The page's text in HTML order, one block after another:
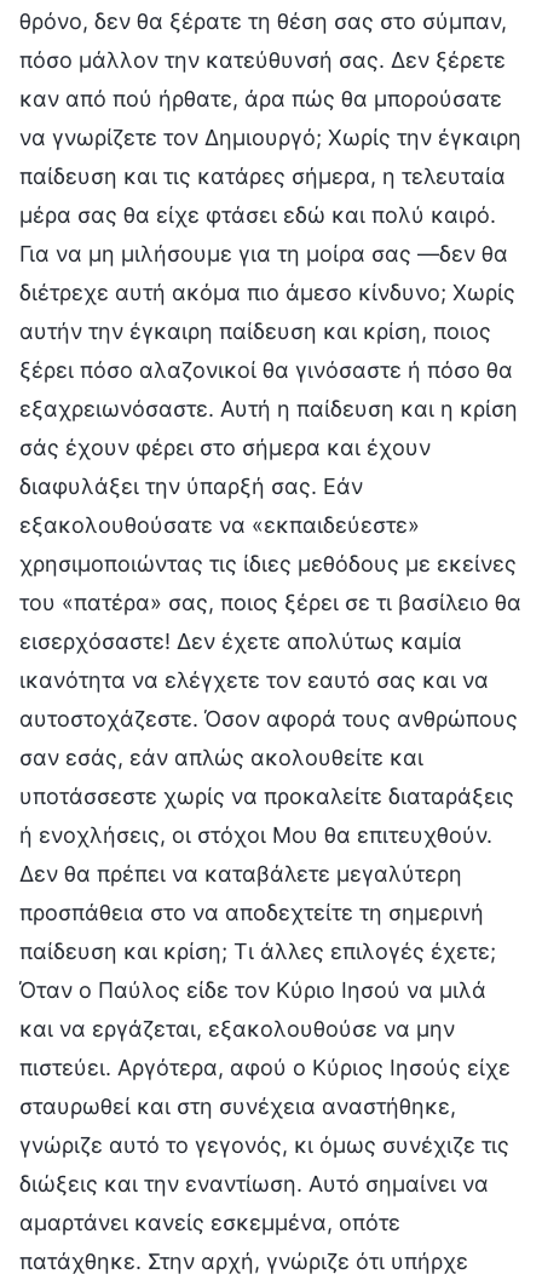
θρόνο, δεν θα ξέρατε τη θέση σας στο σύμπαν,
πόσο μάλλον την κατεύθυνσή σας. Δεν ξέρετε
καν από πού ήρθατε, άρα πώς θα μπορούσατε
να γνωρίζετε τον Δημιουργό; Χωρίς την έγκαιρη
παίδευση και τις κατάρες σήμερα, η τελευταία
μέρα σας θα είχε φτάσει εδώ και πολύ καιρό.
Για να μη μιλήσουμε για τη μοίρα σας —δεν θα
διέτρεχε αυτή ακόμα πιο άμεσο κίνδυνο; Χωρίς
αυτήν την έγκαιρη παίδευση και κρίση, ποιος
ξέρει πόσο αλαζονικοί θα γινόσαστε ή πόσο θα
εξαχρειωνόσαστε. Αυτή η παίδευση και η κρίση
σάς έχουν φέρει στο σήμερα και έχουν
διαφυλάξει την ύπαρξή σας. Εάν
εξακολουθούσατε να «εκπαιδεύεστε»
χρησιμοποιώντας τις ίδιες μεθόδους με εκείνες
του «πατέρα» σας, ποιος ξέρει σε τι βασίλειο θα
εισερχόσαστε! Δεν έχετε απολύτως καμία
ικανότητα να ελέγχετε τον εαυτό σας και να
αυτοστοχάζεστε. Όσον αφορά τους ανθρώπους
σαν εσάς, εάν απλώς ακολουθείτε και
υποτάσσεστε χωρίς να προκαλείτε διαταράξεις
ή ενοχλήσεις, οι στόχοι Μου θα επιτευχθούν.
Δεν θα πρέπει να καταβάλετε μεγαλύτερη
προσπάθεια στο να αποδεχτείτε τη σημερινή
παίδευση και κρίση; Τι άλλες επιλογές έχετε;
Όταν ο Παύλος είδε τον Κύριο Ιησού να μιλά
και να εργάζεται, εξακολουθούσε να μην
πιστεύει. Αργότερα, αφού ο Κύριος Ιησούς είχε
σταυρωθεί και στη συνέχεια αναστήθηκε,
γνώριζε αυτό το γεγονός, κι όμως συνέχιζε τις
διώξεις και την εναντίωση. Αυτό σημαίνει να
αμαρτάνει κανείς εσκεμμένα, οπότε
πατάχθηκε. Στην αρχή, γνώριζε ότι υπήρχε